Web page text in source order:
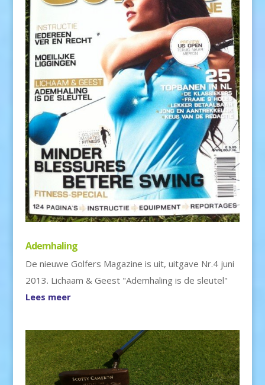
Ademhaling
De nieuwe Golfers Magazine is uit, uitgave Nr.4 juni
2013. Lichaam & Geest "Ademhaling is de sleutel"
Lees meer